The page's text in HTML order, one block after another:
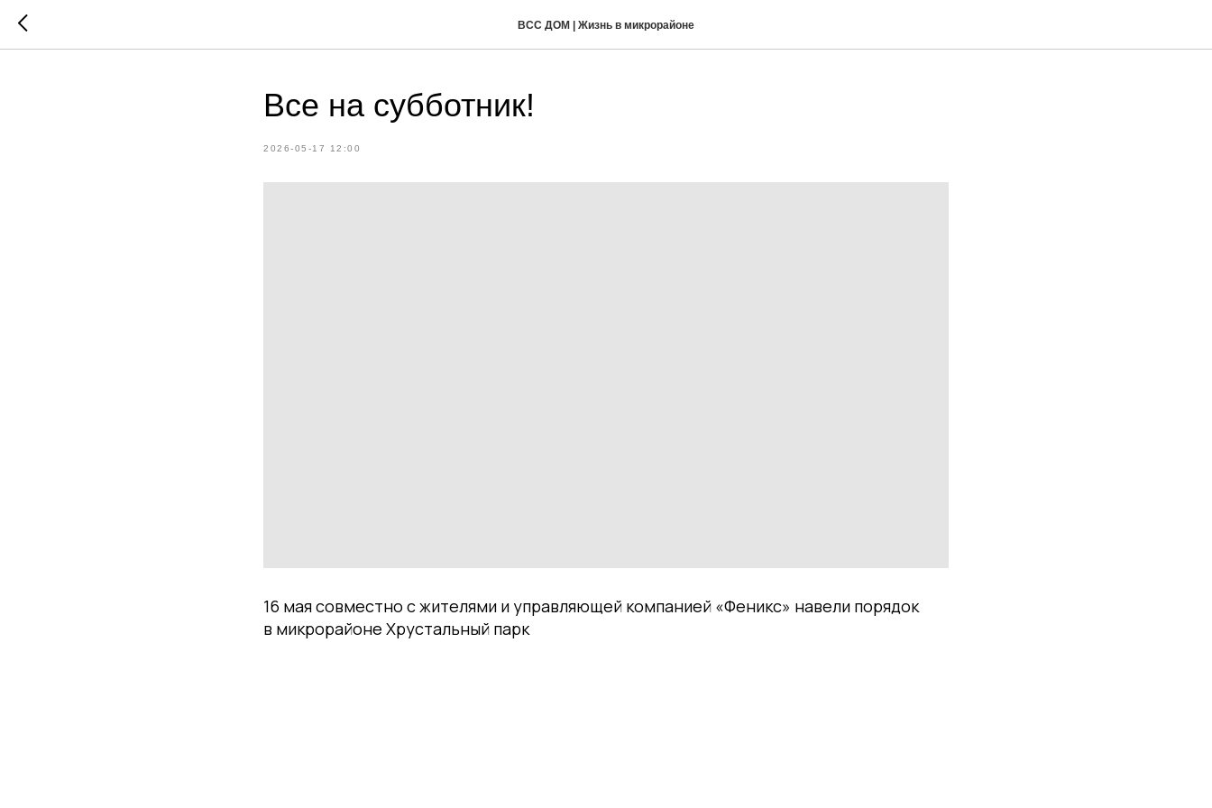
ВСС ДОМ | Жизнь в микрорайоне
Все на субботник!
2026-05-17 12:00
16 мая совместно с жителями и управляющей компанией «Феникс» навели порядок
в микрорайоне Хрустальный парк